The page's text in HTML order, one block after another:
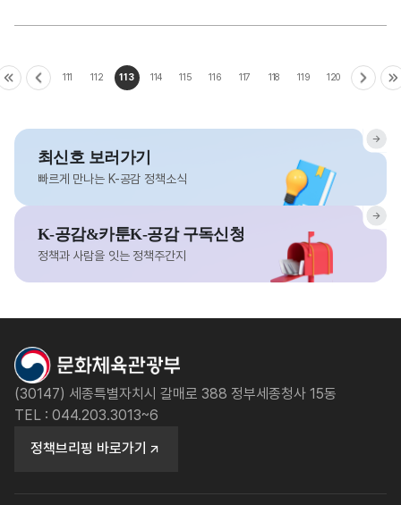
처음으로이전으로111 112 113 114 115 116 117 118 119 120
다음으로마
최신호 보러가기
빠르게 만나는 K-공감 정책소식
K-공감&카툰K-공감 구독신청
정책과 사람을 잇는 정책주간지
(30147) 세종특별자치시 갈매로 388 정부세종청사 15동
TEL : 044.203.3013~6
정책브리핑 바로가기